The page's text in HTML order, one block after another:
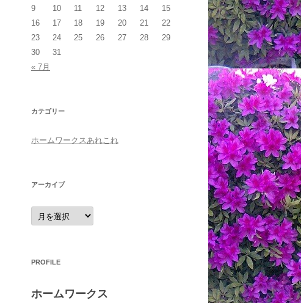
9
10 11 12 13 14
15
16
17 18 19 20 21
22
23
24 25 26 27 28
29
30
31
« 7月
カテゴリー
ホームワークスあれこれ
アーカイブ
ア
ー
カ
PROFILE
ホームワークス